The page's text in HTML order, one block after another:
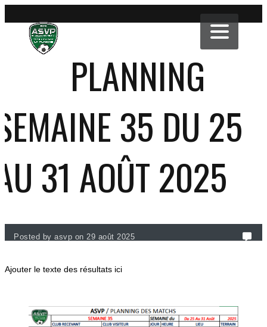
PLANNING
35 DU 25
31 AOÛT 2025
Posted by asvp on 29 août 2025
Ajouter le texte des résultats ici